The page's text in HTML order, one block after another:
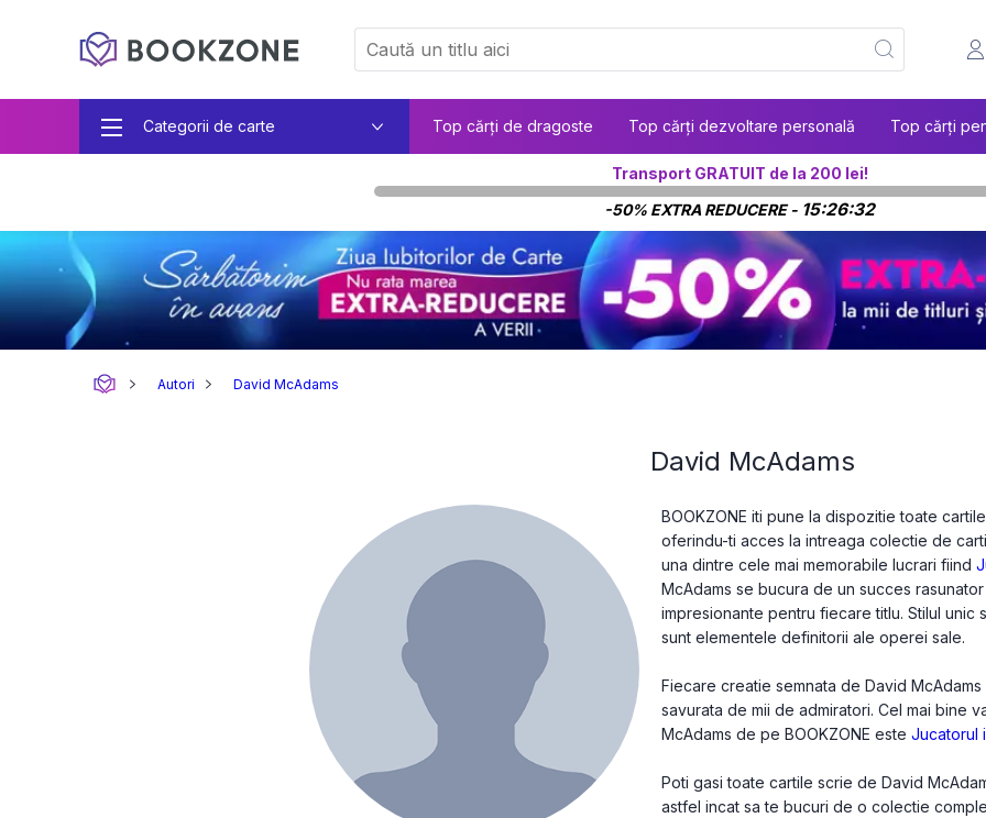
Categorii de carte Top cărți de dragoste Top cărți dezvoltare personală Top cărți
Transport GRATUIT de la 200 lei!
-50% EXTRA REDUCERE - 15:26:32
Autori David McAdams
David McAdams
BOOKZONE iti pune la dispozitie toate
oferindu-ti acces la intreaga colectie de
una dintre cele mai memorabile lucrari fiind
McAdams se bucura de un succes
impresionante pentru fiecare titlu. Stilul unic
sunt elementele definitorii ale operei sale.
Fiecare creatie semnata de David
savurata de mii de admiratori. Cel mai bine
McAdams de pe BOOKZONE esteJucatorul
Poti gasi toate cartile scrie de David
astfel incat sa te bucuri de o colectie